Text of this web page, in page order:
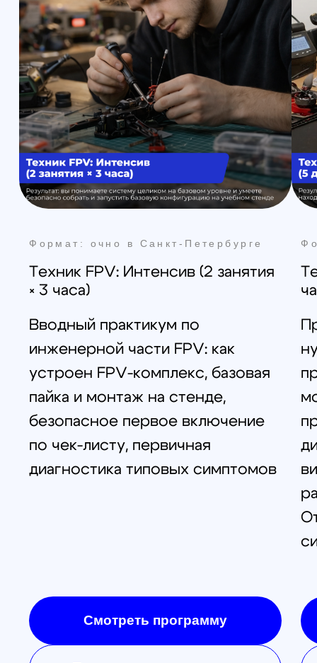
Контакты
Обучение
Магазин
Ежедневно, 9:30 - 22:00
manager@skyindustry.ru
наб. Обводного канала, 14,
корп.4, оф.109, м. Пл.
Александра Невского
Санкт-Петербург
ул.Малахитовая, 7, м.
Москва
+7 (812) 648-47-42
+7 (499) 408-47-42